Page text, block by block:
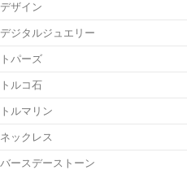
デザイン
デジタルジュエリー
トパーズ
トルコ石
トルマリン
ネックレス
バースデーストーン